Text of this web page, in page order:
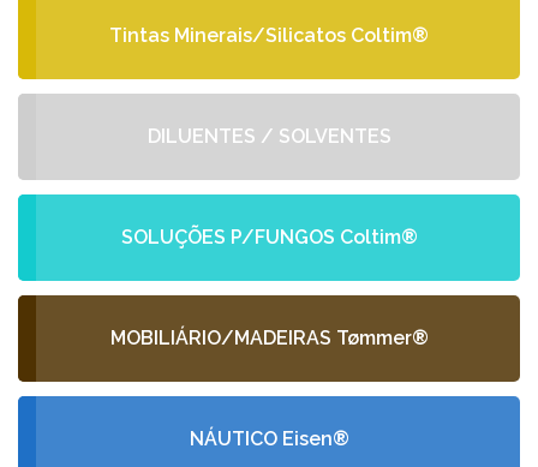
Tintas Minerais/Silicatos Coltim®
DILUENTES / SOLVENTES
SOLUÇÕES P/FUNGOS Coltim®
MOBILIÁRIO/MADEIRAS Tømmer®
NÁUTICO Eisen®